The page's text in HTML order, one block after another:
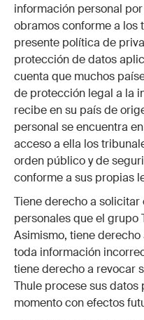
información personal
obramos conforme a los
presente política de
protección de datos
cuenta que muchos
de protección legal a la
recibe en su país de
personal se encuentra
acceso a ella los
orden público y de
conforme a sus propias
Tiene derecho a
personales que el grupo
Asimismo, tiene
toda información
tiene derecho a revocar
Thule procese sus
momento con efectos